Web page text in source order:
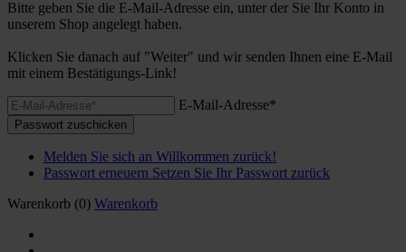
Bitte geben Sie die E-Mail-Adresse ein, unter der Sie Ihr Konto in
unserem Shop angelegt haben.
Klicken Sie danach auf "Weiter" und wir senden Ihnen eine E-Mail
mit einem Bestätigungs-Link!
E-Mail-Adresse*
Passwort zuschicken
Melden Sie sich an Willkommen zurück!
Passwort erneuern Setzen Sie Ihr Passwort zurück
Warenkorb (0) Warenkorb